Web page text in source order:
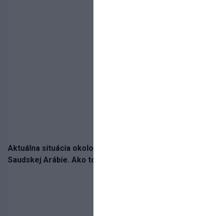
Aktuálna situácia okolo prestupu Haraslína do
Saudskej Arábie. Ako to je?